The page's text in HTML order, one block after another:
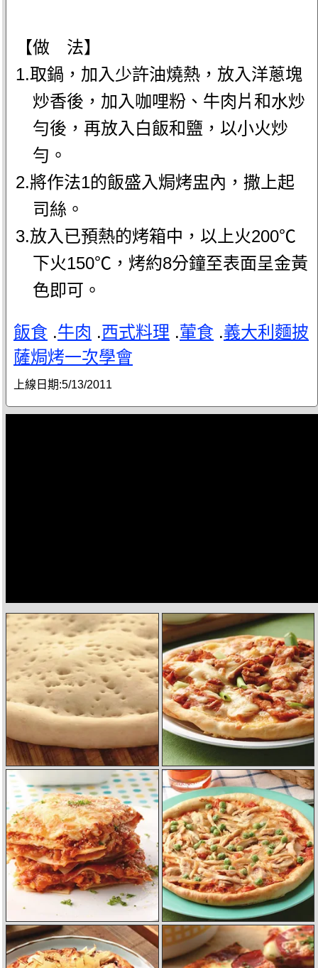
【做 法】
1.取鍋，加入少許油燒熱，放入洋蔥塊
炒香後，加入咖哩粉、牛肉片和水炒
勻後，再放入白飯和鹽，以小火炒
勻。
2.將作法1的飯盛入焗烤盅內，撒上起
司絲。
3.放入已預熱的烤箱中，以上火200℃
下火150℃，烤約8分鐘至表面呈金黃
色即可。
飯食 .牛肉 .西式料理 .葷食 .義大利麵披
薩焗烤一次學會
上線日期:5/13/2011